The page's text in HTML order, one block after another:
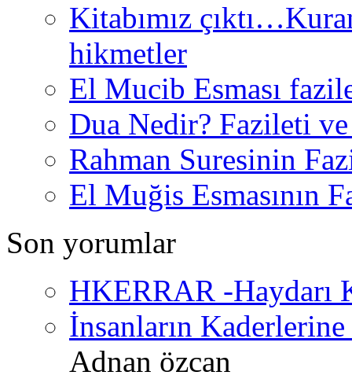
Kitabımız
hikmetler
El Mucib Esması
Dua Nedir? Fazileti
Rahman Suresinin
El Muğis Esmasının
Son yorumlar
HKERRAR -Haydarı
İnsanların
Adnan özcan